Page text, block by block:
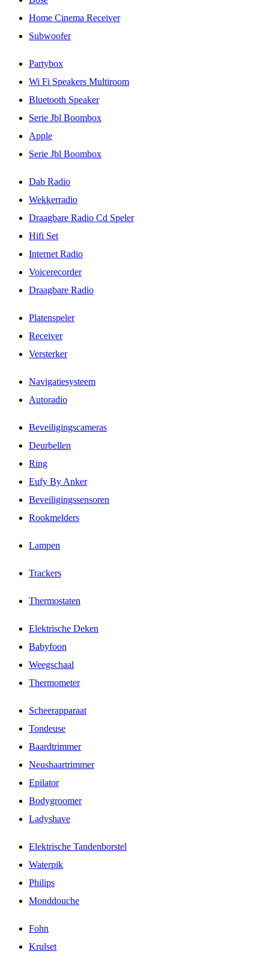
Home Cinema Receiver
Subwoofer
Partybox
Wi Fi Speakers Multiroom
Bluetooth Speaker
Serie Jbl Boombox
Apple
Serie Jbl Boombox
Dab Radio
Wekkerradio
Draagbare Radio Cd Speler
Hifi Set
Internet Radio
Voicerecorder
Draagbare Radio
Platenspeler
Receiver
Versterker
Navigatiesysteem
Autoradio
Beveiligingscameras
Deurbellen
Ring
Eufy By Anker
Beveiligingssensoren
Rookmelders
Lampen
Trackers
Thermostaten
Elektrische Deken
Babyfoon
Weegschaal
Thermometer
Scheerapparaat
Tondeuse
Baardtrimmer
Neushaartrimmer
Epilator
Bodygroomer
Ladyshave
Elektrische Tandenborstel
Waterpik
Philips
Monddouche
Fohn
Krulset